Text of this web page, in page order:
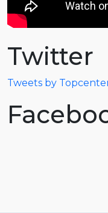
Twitter
Tweets by